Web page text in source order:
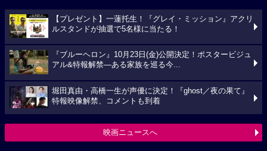
【プレゼント】一蓮托生！『グレイ・ミッション』アクリ
ルスタンドが抽選で5名様に当たる！
『ブルーヘロン』10月23日(金)公開決定！ポスタービジュ
アル&特報解禁―ある家族を巡る今...
堀田真由・高橋一生が声優に決定！『ghost／夜の果て』
特報映像解禁、コメントも到着
映画ニュースへ